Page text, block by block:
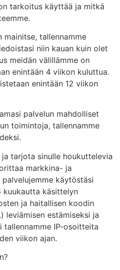
tarkoitus käyttää ja mitkä
mainitse, tallennamme
niin kauan kuin olet
meidän välillämme on
enintään 4 viikon kuluttua.
enintään 12 viikon
palvelun mahdolliset
toimintoja, tallennamme
tarjota sinulle houkuttelevia
markkina- ja
käytöstäsi
kuukautta käsittelyn
ja haitallisen koodin
leviämisen estämiseksi ja
IP-osoitteita
viikon ajan.